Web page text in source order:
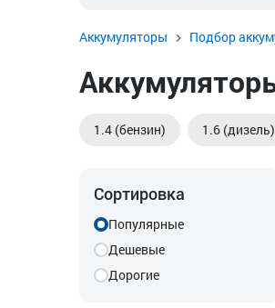
Аккумуляторы Подбор
1.4 (бензин) 1.6 (дизель)
Сортировка
Популярные
Дешевые
Дорогие